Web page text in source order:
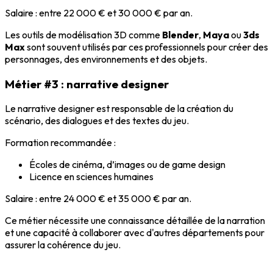
Salaire: entre 22 000 € et 30 000 € par an.
Les outils de modélisation 3D comme Blender, Mayaou3ds
Maxsont souvent utilisés par ces professionnels pour créer des
personnages, des environnements et des objets.
Métier #3 : narrative designer
Lenarrative designerest responsable de la création du
scénario, des dialogues et des textes du jeu.
Formation recommandée:
Écoles de cinéma, d’images ou de game design
Licence en sciences humaines
Salaire: entre 24 000 € et 35 000 € par an.
Ce métier nécessite une connaissance détaillée de la narration
et une capacité à collaborer avec d'autres départements pour
assurer la cohérence du jeu.